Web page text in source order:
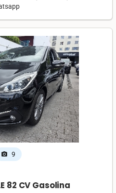
photo_camera 9
82 CV Gasolina